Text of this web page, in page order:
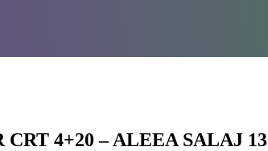
CRT 4+20 – ALEEA SALAJ 13